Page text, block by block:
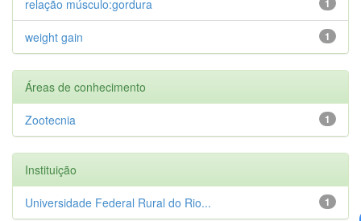
1
relação músculo:gordura
1
weight gain
Áreas de conhecimento
1
Zootecnia
Instituição
1
Universidade Federal Rural do Rio...